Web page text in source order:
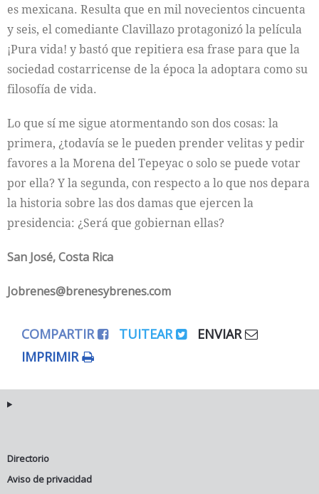
es mexicana. Resulta que en mil novecientos cincuenta
y seis, el comediante Clavillazo protagonizó la película
¡Pura vida! y bastó que repitiera esa frase para que la
sociedad costarricense de la época la adoptara como su
filosofía de vida.
Lo que sí me sigue atormentando son dos cosas: la
primera, ¿todavía se le pueden prender velitas y pedir
favores a la Morena del Tepeyac o solo se puede votar
por ella? Y la segunda, con respecto a lo que nos depara
la historia sobre las dos damas que ejercen la
presidencia: ¿Será que gobiernan ellas?
San José, Costa Rica
Jobrenes@brenesybrenes.com
COMPARTIR TUITEAR
ENVIAR
IMPRIMIR
Directorio
Aviso de privacidad